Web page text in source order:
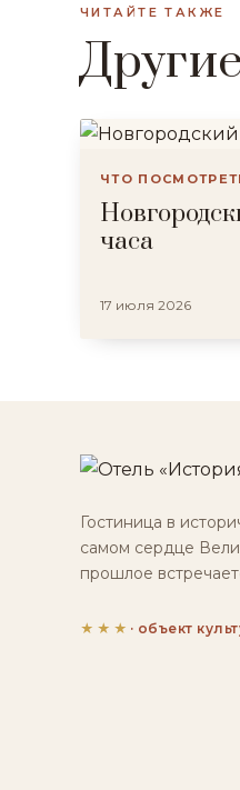
ЧИТАЙТЕ ТАКЖЕ
ЧТО
часа
17 июля 2026
Гостиница в
самом сердце
прошлое
★★★ · объект